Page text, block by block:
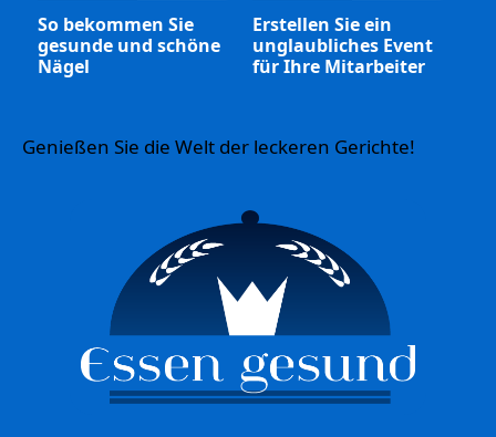
So bekommen Sie
gesunde und schöne
Nägel
Erstellen Sie ein
unglaubliches Event
für Ihre Mitarbeiter
Genießen Sie die Welt der leckeren Gerichte!